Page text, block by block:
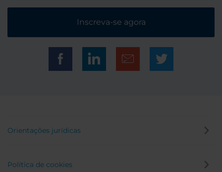
Inscreva-se agora
Orientações jurídicas
Política de cookies